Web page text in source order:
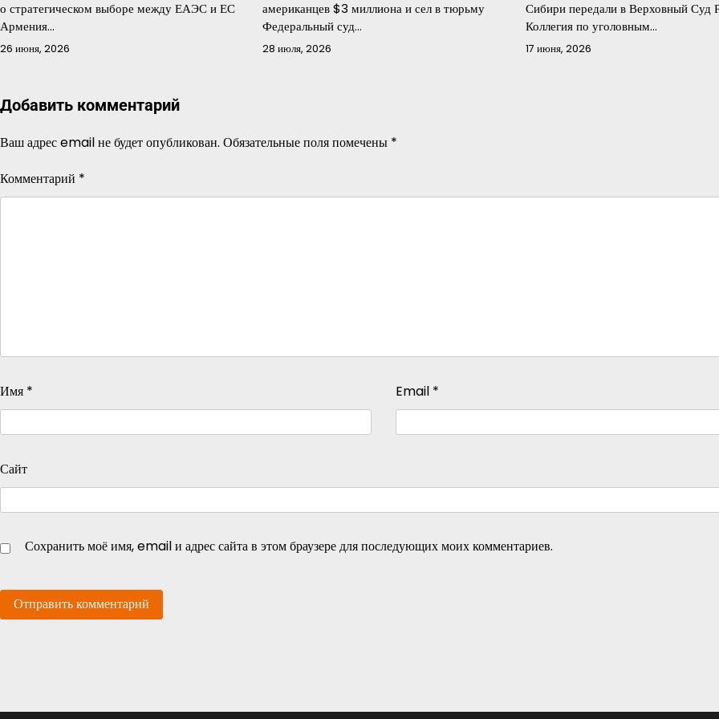
о стратегическом выборе между ЕАЭС и ЕС
Армения…
26 июня, 2026
американцев $3 миллиона и сел в тюрьму
Федеральный суд…
28 июля, 2026
Сибири передали в Верховный Суд
Коллегия по уголовным…
17 июня, 2026
Добавить комментарий
Ваш адрес email не будет опубликован. Обязательные поля помечены *
Комментарий *
Имя * Email *
Сайт
Сохранить моё имя, email и адрес сайта в этом браузере для последующих моих комментариев.